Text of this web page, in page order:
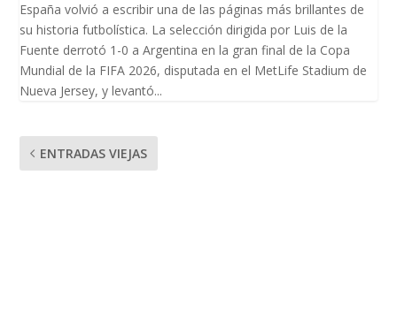
España volvió a escribir una de las páginas más brillantes de
su historia futbolística. La selección dirigida por Luis de la
Fuente derrotó 1-0 a Argentina en la gran final de la Copa
Mundial de la FIFA 2026, disputada en el MetLife Stadium de
Nueva Jersey, y levantó...
ENTRADAS VIEJAS